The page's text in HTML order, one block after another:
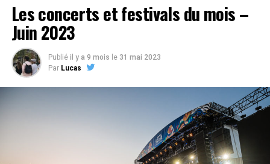
Auteur/Autrice
Les concerts et festivals du mois –
Juin 2023
Publié il y a 9 mois le 31 mai 2023
Par Lucas